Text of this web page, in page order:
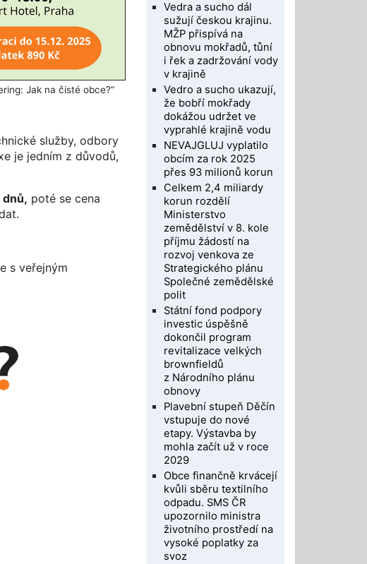
Jak na čisté obce?“
služby, odbory
je jedním z důvodů,
dnů, poté se cena
s veřejným
Vedra a sucho dál
sužují českou krajinu.
MŽP přispívá na
obnovu mokřadů, tůní
i řek a zadržování vody
v krajině
Vedro a sucho ukazují,
že bobří mokřady
dokážou udržet ve
vyprahlé krajině vodu
NEVAJGLUJ vyplatilo
obcím za rok 2025
přes 93 milionů korun
Celkem 2,4 miliardy
korun rozdělí
Ministerstvo
zemědělství v 8. kole
příjmu žádostí na
rozvoj venkova ze
Strategického plánu
Společné zemědělské
polit
Státní fond podpory
investic úspěšně
dokončil program
revitalizace velkých
brownfieldů
z Národního plánu
obnovy
Plavební stupeň Děčín
vstupuje do nové
etapy. Výstavba by
mohla začít už v roce
2029
Obce finančně krvácejí
kvůli sběru textilního
odpadu. SMS ČR
upozornilo ministra
životního prostředí na
vysoké poplatky za
svoz